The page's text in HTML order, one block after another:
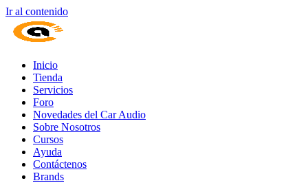
Ir al contenido
Inicio
Tienda
Servicios
Foro
Novedades del Car Audio
Sobre Nosotros
Cursos
Ayuda
Contáctenos
Brands